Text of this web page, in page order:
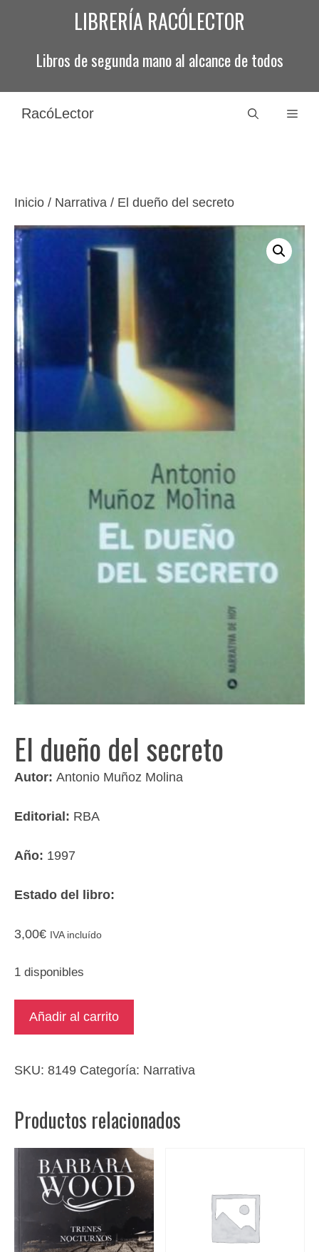
LIBRERÍA RACÓLECTOR
Libros de segunda mano al alcance de todos
RacóLector
Inicio / Narrativa / El dueño del secreto
El dueño del secreto
Autor: Antonio Muñoz Molina
Editorial: RBA
Año: 1997
Estado del libro:
3,00€ IVA incluído
1 disponibles
secreto
Añadir al carrito
SKU: 8149 Categoría: Narrativa
Productos relacionados